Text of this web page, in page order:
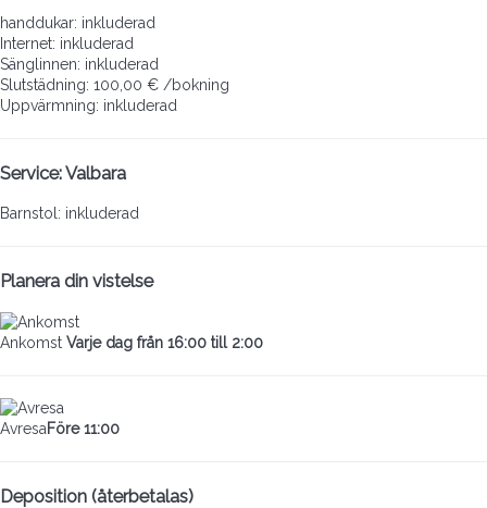
handdukar: inkluderad
Internet: inkluderad
Sänglinnen: inkluderad
Slutstädning: 100,00 € /bokning
Uppvärmning: inkluderad
Service: Valbara
Barnstol: inkluderad
Planera din vistelse
Ankomst Varje dag från 16:00 till 2:00
AvresaFöre 11:00
Deposition (återbetalas)